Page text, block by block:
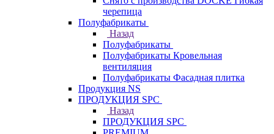
черепица
Полуфабрикаты
Назад
Полуфабрикаты
Полуфабрикаты Кровельная
вентиляция
Полуфабрикаты Фасадная плитка
Продукция NS
ПРОДУКЦИЯ SPC
Назад
ПРОДУКЦИЯ SPC